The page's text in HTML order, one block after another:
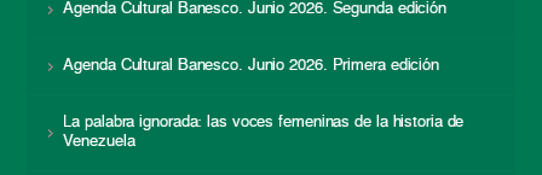
Agenda Cultural Banesco. Junio 2026. Segunda edición
Agenda Cultural Banesco. Junio 2026. Primera edición
La palabra ignorada: las voces femeninas de la historia de
Venezuela